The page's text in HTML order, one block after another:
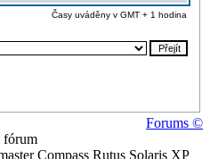
Časy uváděny v GMT + 1 hodina
Forums ©
fórum
Compass Rutus Solaris XP